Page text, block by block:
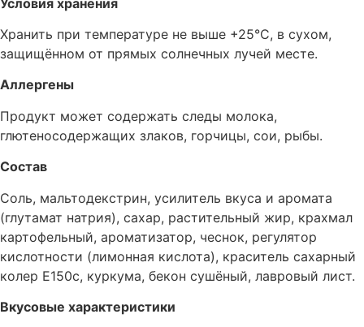
Хранить при температуре не выше +25°C, в сухом,
защищённом от прямых солнечных лучей месте.
Аллергены
Продукт может содержать следы молока,
глютеносодержащих злаков, горчицы, сои, рыбы.
Состав
Соль, мальтодекстрин, усилитель вкуса и аромата
(глутамат натрия), сахар, растительный жир, крахмал
картофельный, ароматизатор, чеснок, регулятор
кислотности (лимонная кислота), краситель сахарный
колер Е150с, куркума, бекон сушёный, лавровый лист.
Вкусовые характеристики